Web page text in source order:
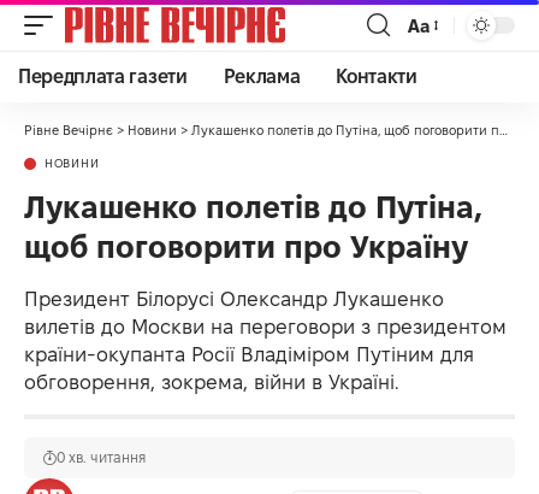
Аа
Передплата газети Реклама Контакти
Рівне Вечірнє > Новини > Лукашенко полетів до Путіна, щоб поговорити про Україну
НОВИНИ
Лукашенко полетів до Путіна,
щоб поговорити про Україну
Президент Білорусі Олександр Лукашенко
вилетів до Москви на переговори з президентом
країни-окупанта Росії Владіміром Путіним для
обговорення, зокрема, війни в Україні.
0 хв. читання